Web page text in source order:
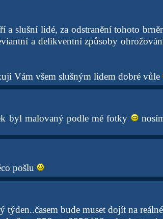
a slušní lidé, za odstranění tohoto
a delikventní způsoby
Vám všem slušným lidem dobré vůle
byl malovaný podle mé fotky
pošlu
týden..časem bude muset dojít na